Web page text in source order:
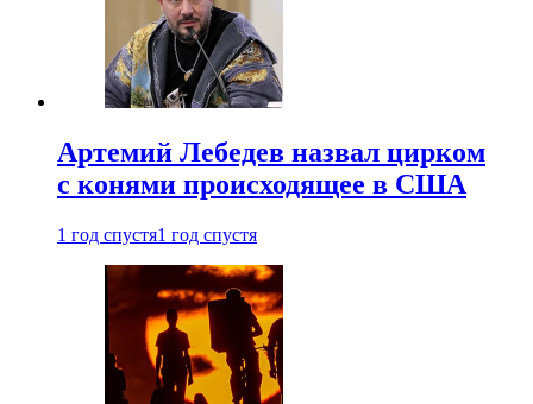
Артемий Лебедев назвал цирком
с конями происходящее в США
1 год спустя1 год спустя